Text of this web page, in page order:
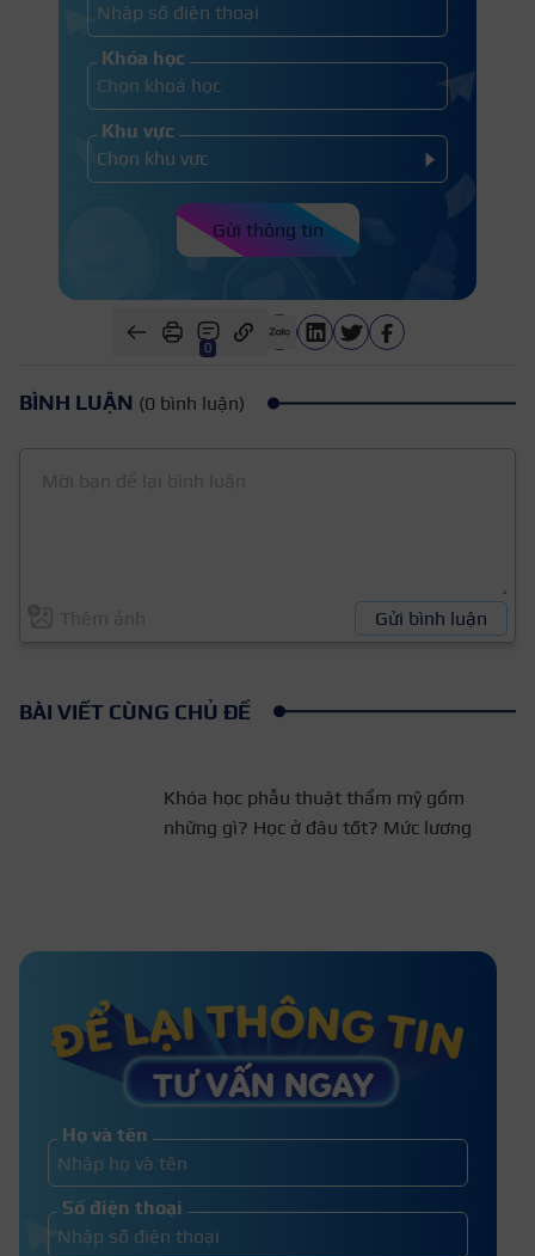
Khóa học
Khu vực
Gửi thông tin
0
BÌNH LUẬN (0 bình luận)
Gửi bình luận
BÀI VIẾT CÙNG CHỦ ĐỀ
Khóa học phẫu thuật thẩm mỹ gồm
những gì? Học ở đâu tốt? Mức lương
Seoul Academy Đà Nẵng – Địa chỉ
học nghề thẩm mỹ uy tín
Họ và tên
Số điện thoại